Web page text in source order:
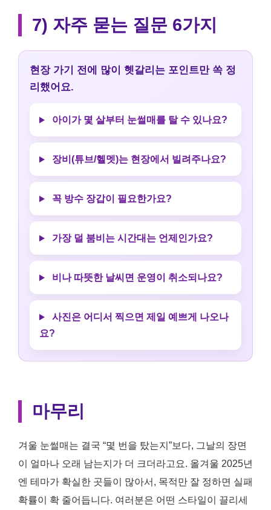
7) 자주 묻는 질문 6가지
현장 가기 전에 많이 헷갈리는 포인트만 쏙 정
리했어요.
아이가 몇 살부터 눈썰매를 탈 수 있나요?
장비(튜브/헬멧)는 현장에서 빌려주나요?
꼭 방수 장갑이 필요한가요?
가장 덜 붐비는 시간대는 언제인가요?
비나 따뜻한 날씨면 운영이 취소되나요?
사진은 어디서 찍으면 제일 예쁘게 나오나
요?
마무리
겨울 눈썰매는 결국 “몇 번을 탔는지”보다, 그날의 장면
이 얼마나 오래 남는지가 더 크더라고요. 올겨울 2025년
엔 테마가 확실한 곳들이 많아서, 목적만 잘 정하면 실패
확률이 확 줄어듭니다. 여러분은 어떤 스타일이 끌리세